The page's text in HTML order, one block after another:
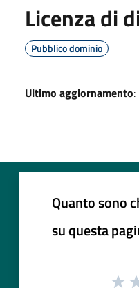
Licenza di
Pubblico dominio
Ultimo aggiornamento
Quanto sono
su questa